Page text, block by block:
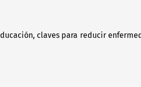
claves para reducir